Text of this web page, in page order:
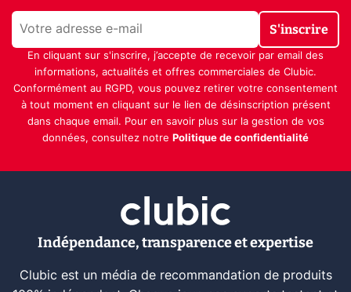
S'inscrire
En cliquant sur s'inscrire, j’accepte de recevoir par email des
informations, actualités et offres commerciales de Clubic.
Conformément au RGPD, vous pouvez retirer votre consentement
à tout moment en cliquant sur le lien de désinscription présent
dans chaque email. Pour en savoir plus sur la gestion de vos
données, consultez notre Politique de confidentialité
Indépendance, transparence et expertise
Clubic est un média de recommandation de produits